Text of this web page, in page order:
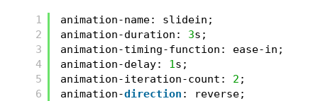
1
2
3
4
5
6
animation-name: slidein;
animation-duration: 3s;
animation-timing-function: ease-in;
animation-delay: 1s;
animation-iteration-count: 2 ;
animation-direction : reverse;